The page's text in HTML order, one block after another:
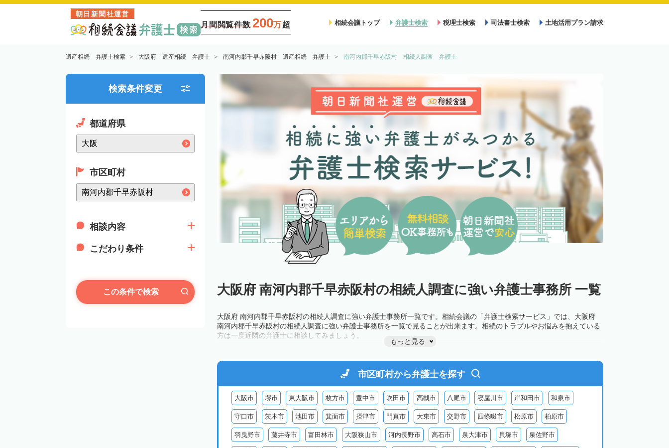
朝日新聞社運営
月間閲覧件数 200万超 相続会議トップ 弁護士検索 税理士検索 司法書士検索 土地活用プラン請求
遺産相続 弁護士検索 大阪府 遺産相続 弁護士 南河内郡千早赤阪村 遺産相続 弁護士 南河内郡千早赤阪村 相続人調査 弁護士
検索条件変更
都道府県
市区町村
相談内容
こだわり条件
この条件で検索 大阪府 南河内郡千早赤阪村の相続人調査に強い弁護士事務所 一覧
大阪府 南河内郡千早赤阪村の相続人調査に強い弁護士事務所一覧です。相続会議の「弁護士検索サービス」では、大阪府
南河内郡千早赤阪村の相続人調査に強い弁護士事務所を一覧で見ることが出来ます。相続のトラブルやお悩みを抱えている
方は一度近隣の弁護士に相談してみましょう。
もっと見る
市区町村から弁護士を探す
大阪市 堺市 東大阪市 枚方市 豊中市 吹田市 高槻市 八尾市 寝屋川市 岸和田市 和泉市
守口市 茨木市 池田市 箕面市 摂津市 門真市 大東市 交野市 四條畷市 松原市 柏原市
羽曳野市 藤井寺市 富田林市 大阪狭山市 河内長野市 高石市 泉大津市 貝塚市 泉佐野市